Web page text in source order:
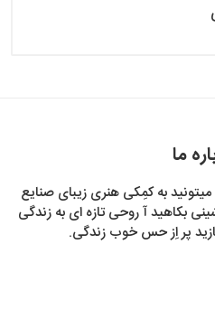
ما
به کمِکی هنری زیبای صنایع
بکاهید آ روحی تازه ای به زندگی
پر اِز حس خوب زندگی.